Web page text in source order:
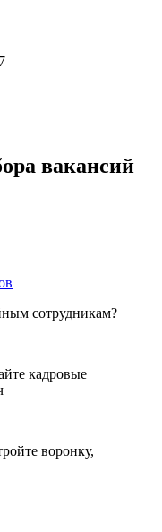
вакансий
сотрудникам?
кадровые
воронку,